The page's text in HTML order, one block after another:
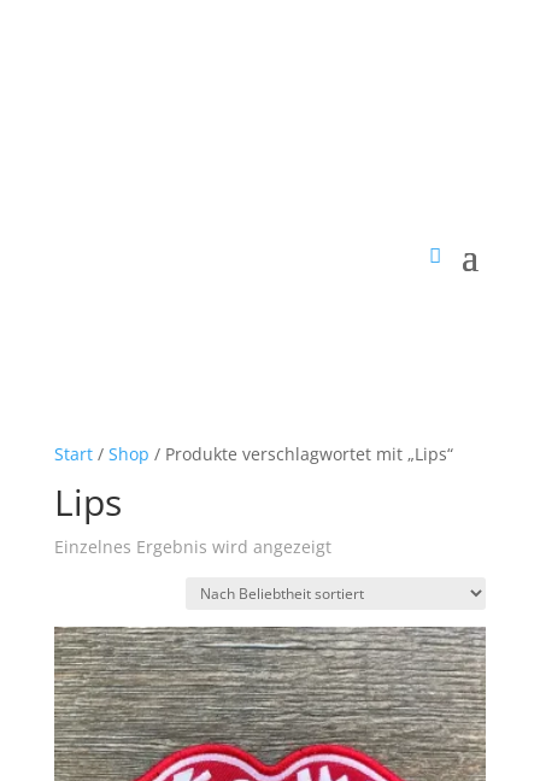
Start/ Shop / Produkte verschlagwortet mit „Lips“
Lips
Einzelnes Ergebnis wird angezeigt